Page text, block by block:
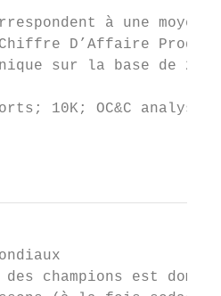
à une
D’Affaire
sur la base de 20
10K; OC&C analysis
des champions est